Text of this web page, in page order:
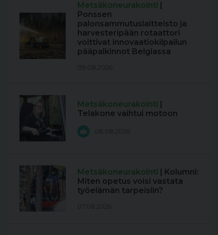
Metsäkoneurakointi |
Ponssen
palonsammutuslaitteisto ja
harvesteripään rotaattori
voittivat innovaatiokilpailun
pääpalkinnot Belgiassa
09.08.2026
Metsäkoneurakointi |
Telakone vaihtui motoon
08.08.2026
Metsäkoneurakointi | Kolumni:
Miten opetus voisi vastata
työelämän tarpeisiin?
07.08.2026